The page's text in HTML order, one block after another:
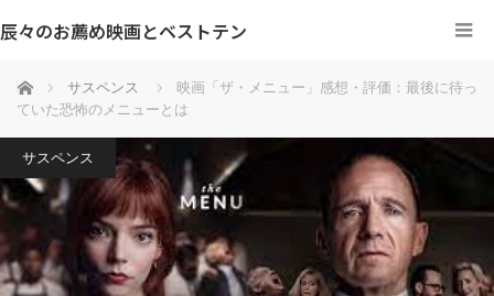
辰々のお薦め映画とベストテン
ホーム サスペンス
映画「ザ・メニュー」感想・評価：最後に待っ
ていた恐怖のメニューとは
サスペンス